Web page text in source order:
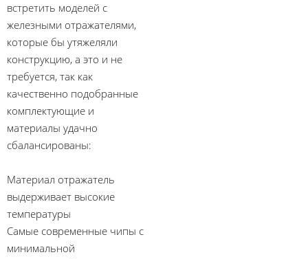
встретить моделей с
железными отражателями,
которые бы утяжеляли
конструкцию, а это и не
требуется, так как
качественно подобранные
комплектующие и
материалы удачно
сбалансированы:
Материал отражатель
выдерживает высокие
температуры
Самые современные чипы с
минимальной